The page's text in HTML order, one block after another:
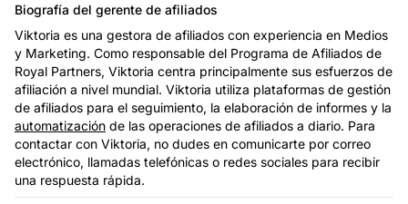
Biografía del gerente de afiliados
Viktoria es una gestora de afiliados con experiencia en Medios
y Marketing. Como responsable del Programa de Afiliados de
Royal Partners, Viktoria centra principalmente sus esfuerzos de
afiliación a nivel mundial. Viktoria utiliza plataformas de gestión
de afiliados para el seguimiento, la elaboración de informes y la
automatización de las operaciones de afiliados a diario. Para
contactar con Viktoria, no dudes en comunicarte por correo
electrónico, llamadas telefónicas o redes sociales para recibir
una respuesta rápida.